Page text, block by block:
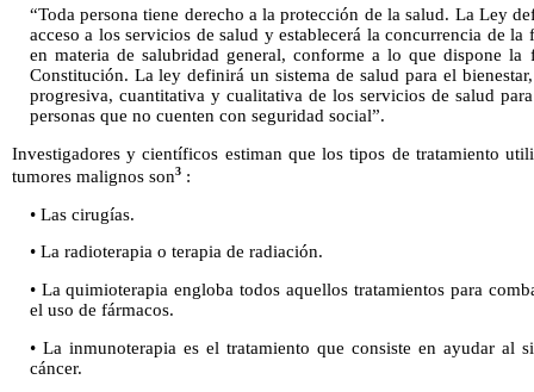
“Toda persona tiene derecho a la protección de la salud. La Ley
acceso a los servicios de salud y establecerá la concurrencia de
en materia de salubridad general, conforme a lo que dispone
Constitución. La ley definirá un sistema de salud para el
progresiva, cuantitativa y cualitativa de los servicios de salud
personas que no cuenten con seguridad social”.
Investigadores y científicos estiman que los tipos de tratamiento
tumores malignos son3 :
• Las cirugías.
• La radioterapia o terapia de radiación.
• La quimioterapia engloba todos aquellos tratamientos para
el uso de fármacos.
• La inmunoterapia es el tratamiento que consiste en ayudar al
cáncer.